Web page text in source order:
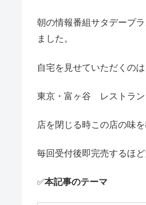
朝の情報番組サタデープ
ました。
自宅を見せていただくの
東京・富ヶ谷 レストラ
店を閉じる時この店の味
毎回受付後即完売するほ
✅本記事のテーマ